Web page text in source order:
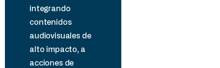
integrando
contenidos
audiovisuales de
alto impacto, a
acciones de